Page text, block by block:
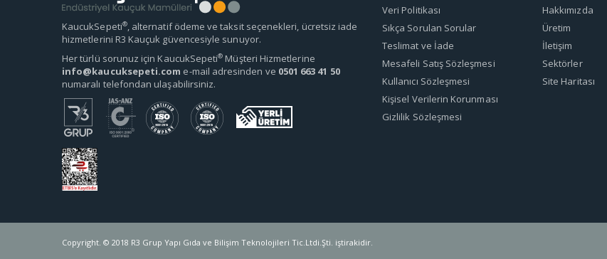
KaucukSepeti®, alternatif ödeme ve taksit seçenekleri, ücretsiz iade
hizmetlerini R3 Kauçuk güvencesiyle sunuyor.
Her türlü sorunuz için KaucukSepeti® Müşteri Hizmetlerine
info@kaucuksepeti.com e-mail adresinden ve 0501 663 41 50
numaralı telefondan ulaşabilirsiniz.
Veri Politikası
Sıkça Sorulan Sorular
Teslimat ve İade
Mesafeli Satış Sözleşmesi
Kullanıcı Sözleşmesi
Kişisel Verilerin Korunması
Gizlilik Sözleşmesi
Hakkımızda
Üretim
İletişim
Sektörler
Site Haritası
Copyright. © 2018 R3 Grup Yapı Gıda ve Bilişim Teknolojileri Tic.Ltdi.Şti. iştirakidir.